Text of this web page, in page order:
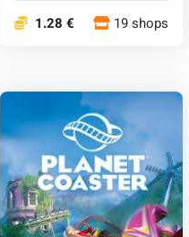
1.28 € 19 shops